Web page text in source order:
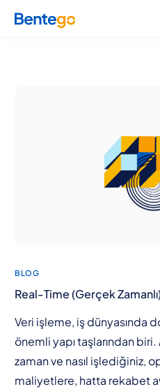
BLOG
Real-Time (Gerçek Zamanlı)
Veri işleme, iş dünyasında
önemli yapı taşlarından
zaman ve nasıl işlediğiniz,
maliyetlere, hatta rekabet